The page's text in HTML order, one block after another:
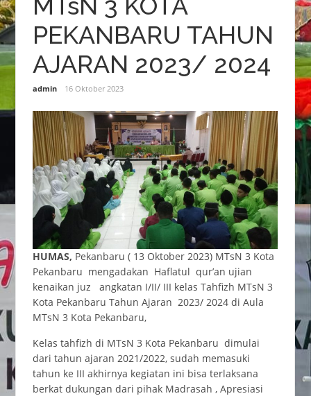
MTsN 3 KOTA
PEKANBARU TAHUN
AJARAN 2023/ 2024
admin 16 Oktober 2023
HUMAS, Pekanbaru ( 13 Oktober 2023) MTsN 3 Kota
Pekanbaru mengadakan Haflatul qur’an ujian
kenaikan juz angkatan I/II/ III kelas Tahfizh MTsN 3
Kota Pekanbaru Tahun Ajaran 2023/ 2024 di Aula
MTsN 3 Kota Pekanbaru,
Kelas tahfizh di MTsN 3 Kota Pekanbaru dimulai
dari tahun ajaran 2021/2022, sudah memasuki
tahun ke III akhirnya kegiatan ini bisa terlaksana
berkat dukungan dari pihak Madrasah , Apresiasi